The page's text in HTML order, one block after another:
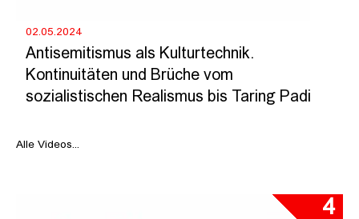
02.05.2024
Antisemitismus als Kulturtechnik.
Kontinuitäten und Brüche vom
sozialistischen Realismus bis Taring Padi
Alle Videos...
4